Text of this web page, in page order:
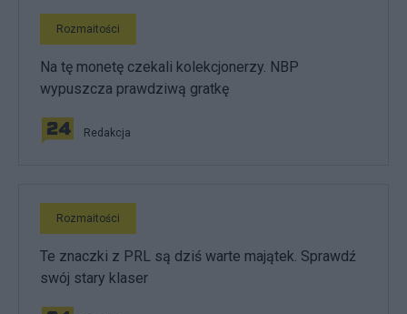
Rozmaitości
Na tę monetę czekali kolekcjonerzy. NBP
wypuszcza prawdziwą gratkę
Redakcja
Rozmaitości
Te znaczki z PRL są dziś warte majątek. Sprawdź
swój stary klaser